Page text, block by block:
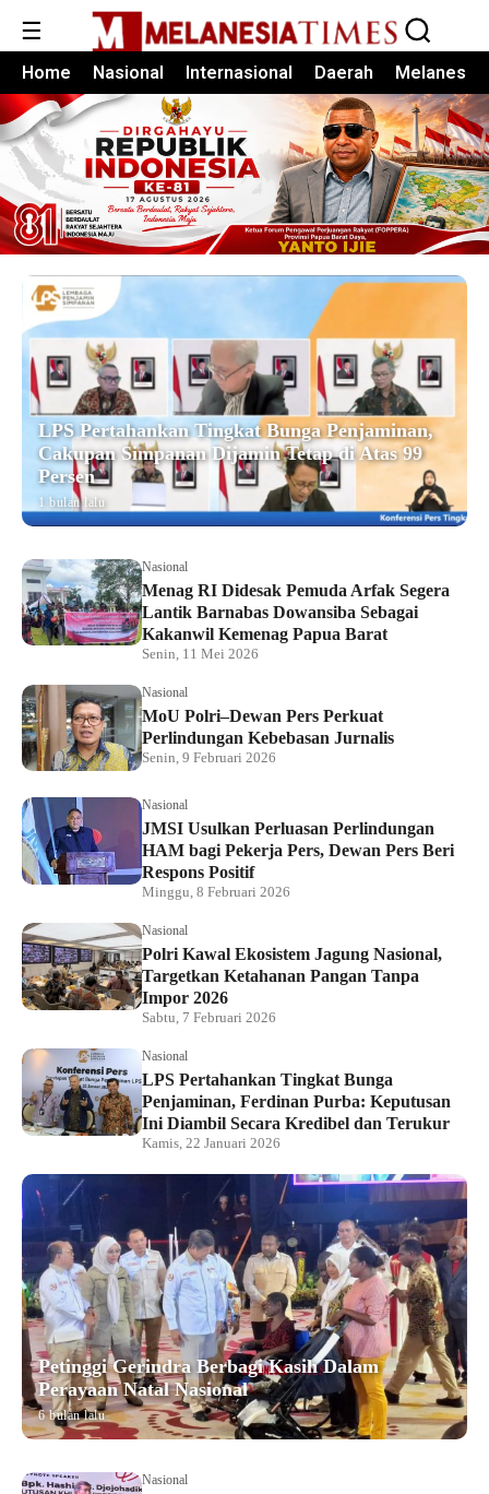
☰
Home Nasional Internasional Daerah Melanesia
LPS Pertahankan Tingkat Bunga Penjaminan,
Cakupan Simpanan Dijamin Tetap di Atas 99
Persen
1 bulan lalu
Nasional
Menag RI Didesak Pemuda Arfak Segera
Lantik Barnabas Dowansiba Sebagai
Kakanwil Kemenag Papua Barat
Senin, 11 Mei 2026
Nasional
MoU Polri–Dewan Pers Perkuat
Perlindungan Kebebasan Jurnalis
Senin, 9 Februari 2026
Nasional
JMSI Usulkan Perluasan Perlindungan
HAM bagi Pekerja Pers, Dewan Pers Beri
Respons Positif
Minggu, 8 Februari 2026
Nasional
Polri Kawal Ekosistem Jagung Nasional,
Targetkan Ketahanan Pangan Tanpa
Impor 2026
Sabtu, 7 Februari 2026
Nasional
LPS Pertahankan Tingkat Bunga
Penjaminan, Ferdinan Purba: Keputusan
Ini Diambil Secara Kredibel dan Terukur
Kamis, 22 Januari 2026
Petinggi Gerindra Berbagi Kasih Dalam
Perayaan Natal Nasional
6 bulan lalu
Nasional